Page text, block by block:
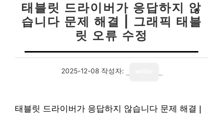
태블릿 드라이버가 응답하지 않
습니다 문제 해결 | 그래픽 태블
릿 오류 수정
2025-12-08 작성자:
태블릿 드라이버가 응답하지 않습니다 문제 해결 |